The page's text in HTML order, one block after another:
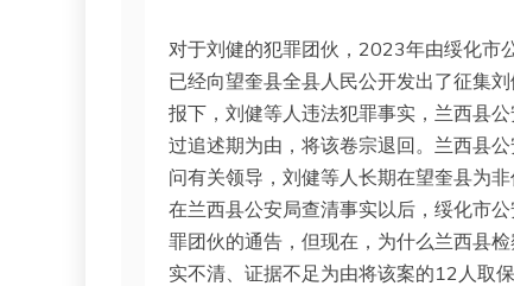
对于刘健的犯罪团伙，2023年由绥化市
已经向望奎县全县人民公开发出了征集
报下，刘健等人违法犯罪事实，兰西县
过追述期为由，将该卷宗退回。兰西县
问有关领导，刘健等人长期在望奎县为
在兰西县公安局查清事实以后，绥化市
罪团伙的通告，但现在，为什么兰西县
实不清、证据不足为由将该案的12人取